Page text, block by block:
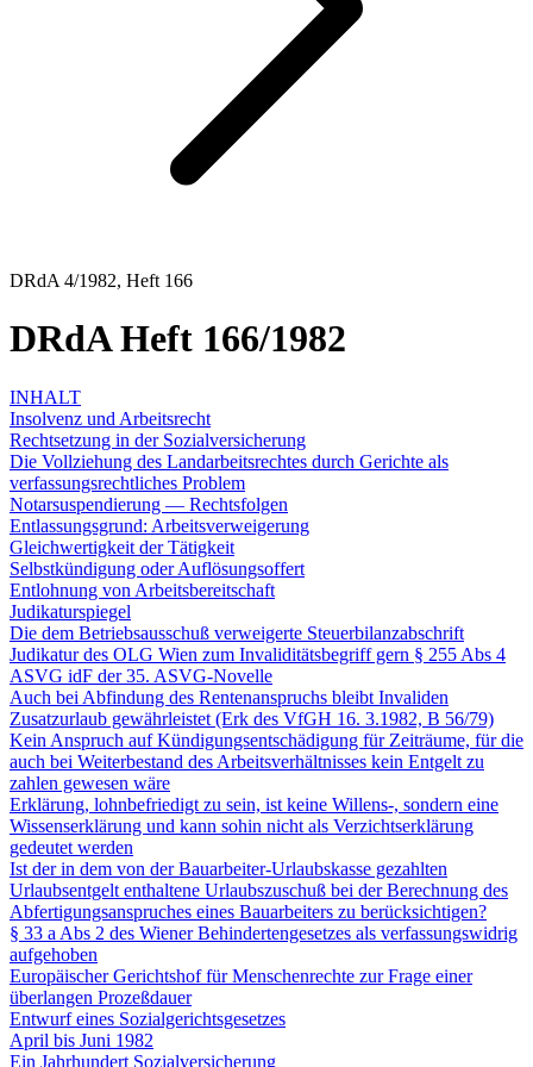
DRdA 4/1982, Heft 166
DRdA Heft 166/1982
INHALT
Insolvenz und Arbeitsrecht
Rechtsetzung in der Sozialversicherung
Die Vollziehung des Landarbeitsrechtes durch Gerichte als
verfassungsrechtliches Problem
Notarsuspendierung — Rechtsfolgen
Entlassungsgrund: Arbeitsverweigerung
Gleichwertigkeit der Tätigkeit
Selbstkündigung oder Auflösungsoffert
Entlohnung von Arbeitsbereitschaft
Judikaturspiegel
Die dem Betriebsausschuß verweigerte Steuerbilanzabschrift
Judikatur des OLG Wien zum Invaliditätsbegriff gern § 255 Abs 4
ASVG idF der 35. ASVG-Novelle
Auch bei Abfindung des Rentenanspruchs bleibt Invaliden
Zusatzurlaub gewährleistet (Erk des VfGH 16. 3.1982, B 56/79)
Kein Anspruch auf Kündigungsentschädigung für Zeiträume, für die
auch bei Weiterbestand des Arbeitsverhältnisses kein Entgelt zu
zahlen gewesen wäre
Erklärung, lohnbefriedigt zu sein, ist keine Willens-, sondern eine
Wissenserklärung und kann sohin nicht als Verzichtserklärung
gedeutet werden
Ist der in dem von der Bauarbeiter-Urlaubskasse gezahlten
Urlaubsentgelt enthaltene Urlaubszuschuß bei der Berechnung des
Abfertigungsanspruches eines Bauarbeiters zu berücksichtigen?
§ 33 a Abs 2 des Wiener Behindertengesetzes als verfassungswidrig
aufgehoben
Europäischer Gerichtshof für Menschenrechte zur Frage einer
überlangen Prozeßdauer
Entwurf eines Sozialgerichtsgesetzes
April bis Juni 1982
Ein Jahrhundert Sozialversicherung